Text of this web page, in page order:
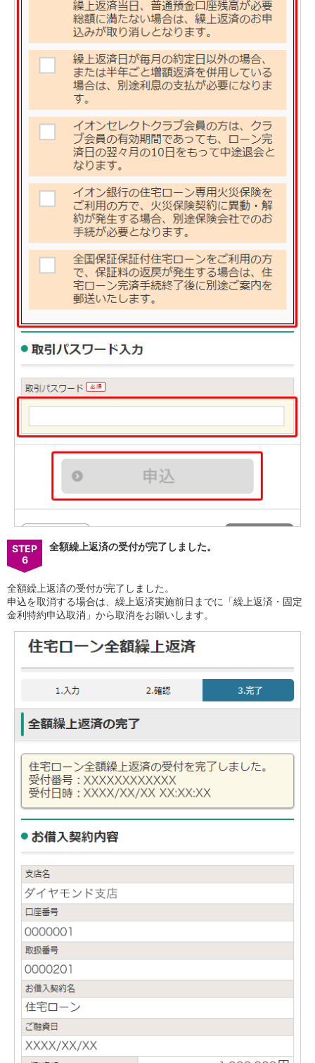
STEP
6
全額繰上返済の受付が完了しました。
全額繰上返済の受付が完了しました。
申込を取消する場合は、繰上返済実施前日までに「繰上返済・固定
金利特約申込取消」から取消をお願いします。